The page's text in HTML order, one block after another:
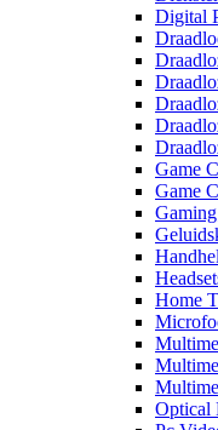
Digital
Game
Game
Home
Optical